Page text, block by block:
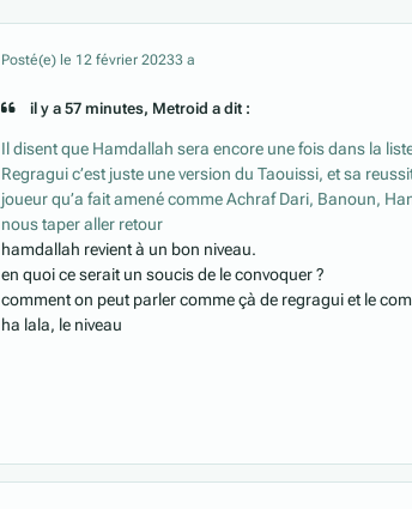
Posté(e) le 12 février 20233 a
il y a 57 minutes, Metroid a dit :
Il disent que Hamdallah sera encore une fois dans la
Regragui c’est juste une version du Taouissi, et sa
joueur qu’a fait amené comme Achraf Dari, Banoun,
nous taper aller retour
hamdallah revient à un bon niveau.
en quoi ce serait un soucis de le convoquer ?
comment on peut parler comme çà de regragui et le
ha lala, le niveau